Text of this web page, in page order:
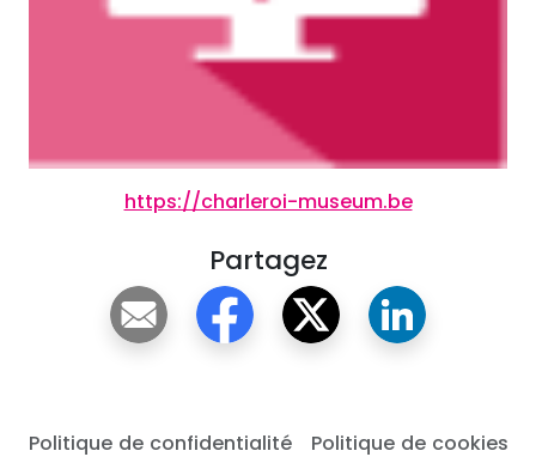
https://charleroi-museum.be
Partagez
Politique de confidentialité Politique de cookies